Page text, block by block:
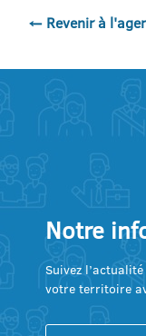
← Revenir à
Notre
Suivez
votre territoire